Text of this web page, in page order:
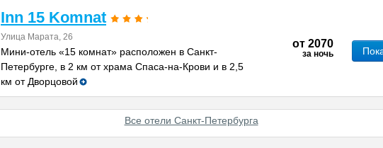
Inn 15 Komnat
Улица Марата, 26
Мини-отель «15 комнат» расположен в Санкт-
Петербурге, в 2 км от храма Спаса-на-Крови и в 2,5
км от Дворцовой
от 2070
за ночь
Все отели Санкт-Петербурга